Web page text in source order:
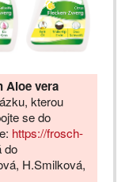
Aloe vera
kterou
se do
https://frosch-
do
H.Smilková,